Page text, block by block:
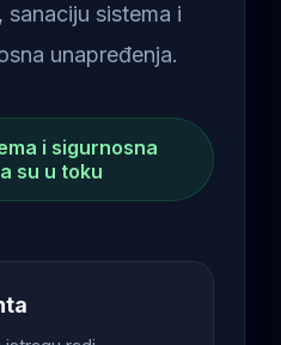
sanaciju sistema i
unapređenja.
i sigurnosna
su u toku